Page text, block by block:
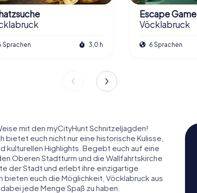
Sprachen 3,0 h
Escape Game
Vöcklabruck
6 Sprachen
mit den myCityHunt Schnitzeljagden!
euch nicht nur eine historische Kulisse,
kulturellen Highlights. Begebt euch auf eine
Oberen Stadtturm und die Wallfahrtskirche
der Stadt und erlebt ihre einzigartige
euch die Möglichkeit, Vöcklabruck aus
jede Menge Spaß zu haben.